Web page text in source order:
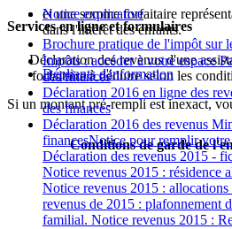
et une somme forfaitaire
dans l'intérêt des enfants.
Déclaration des revenus d'une
forfaitaire à déduire selon les
Conditions de garde de
Notice explicative
Brochure pratique de l'impôt sur
Dépliants d'information
Si un montant pré-rempli est inexact,
Services en ligne et formulaires
Impôts : accéder à votre espace
des finances
Déclaration 2016 en ligne des
des finances
Déclaration 2016 des revenus
financesNotice pour remplir
Déclaration des revenus 2015 -
Notice revenus 2015 : résidence
Notice revenus 2015 :
revenus de 2015 : plafonnement
familial. Notice revenus 2015 :